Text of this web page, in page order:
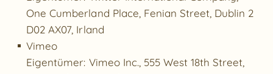
One Cumberland Place, Fenian Street, Dublin 2
D02 AX07, Irland
Vimeo
Eigentümer: Vimeo Inc., 555 West 18th Street,